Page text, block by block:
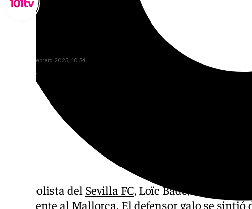
martes, 25 febrero 2025, 10:34
Compartir:
El futbolista del Sevilla FC, Loïc Badé, habló tras
ayer frente al Mallorca. El defensor galo se